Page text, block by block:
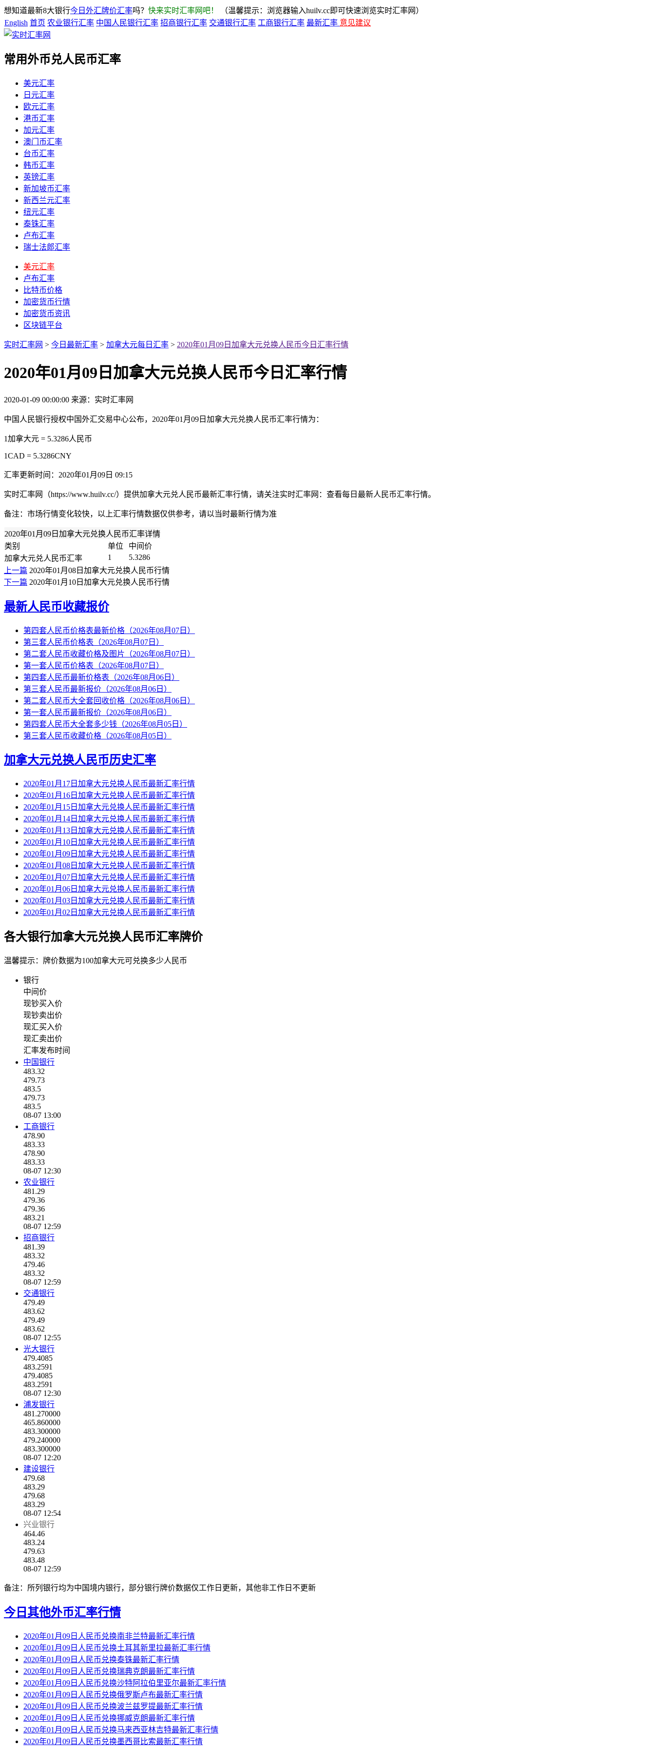
想知道最新8大银行今日外汇牌价汇率吗？ 快来实时汇率网吧！
（温馨提示：浏览器输入huilv.cc即可快速浏览实时汇率网）
English 首页 农业银行汇率 中国人民银行汇率 招商银行汇率 交通银行汇率 工商银行汇率 最新汇率 意见建议
常用外币兑人民币汇率
美元汇率
日元汇率
欧元汇率
港币汇率
加元汇率
澳门币汇率
台币汇率
韩币汇率
英镑汇率
新加坡币汇率
新西兰元汇率
纽元汇率
泰铢汇率
卢布汇率
瑞士法郎汇率
美元汇率
卢布汇率
比特币价格
加密货币行情
加密货币资讯
区块链平台
实时汇率网 > 今日最新汇率 > 加拿大元每日汇率 > 2020年01月09日加拿大元兑换人民币今日汇率行情
2020年01月09日加拿大元兑换人民币今日汇率行情
2020-01-09 00:00:00 来源：实时汇率网
中国人民银行授权中国外汇交易中心公布，2020年01月09日加拿大元兑换人民币汇率行情为：
1加拿大元 = 5.3286人民币
1CAD = 5.3286CNY
汇率更新时间：2020年01月09日 09:15
实时汇率网（https://www.huilv.cc/）提供加拿大元兑人民币最新汇率行情，请关注实时汇率网：查看每日最新人民币汇率行情。
备注：市场行情变化较快，以上汇率行情数据仅供参考，请以当时最新行情为准
2020年01月09日加拿大元兑换人民币汇率详情
类别
单位
中间价
加拿大元兑人民币汇率
1
5.3286
上一篇 2020年01月08日加拿大元兑换人民币行情
下一篇 2020年01月10日加拿大元兑换人民币行情
最新人民币收藏报价
第四套人民币价格表最新价格（2026年08月07日）
第三套人民币价格表（2026年08月07日）
第二套人民币收藏价格及图片（2026年08月07日）
第一套人民币价格表（2026年08月07日）
第四套人民币最新价格表（2026年08月06日）
第三套人民币最新报价（2026年08月06日）
第二套人民币大全套回收价格（2026年08月06日）
第一套人民币最新报价（2026年08月06日）
第四套人民币大全套多少钱（2026年08月05日）
第三套人民币收藏价格（2026年08月05日）
加拿大元兑换人民币历史汇率
2020年01月17日加拿大元兑换人民币最新汇率行情
2020年01月16日加拿大元兑换人民币最新汇率行情
2020年01月15日加拿大元兑换人民币最新汇率行情
2020年01月14日加拿大元兑换人民币最新汇率行情
2020年01月13日加拿大元兑换人民币最新汇率行情
2020年01月10日加拿大元兑换人民币最新汇率行情
2020年01月09日加拿大元兑换人民币最新汇率行情
2020年01月08日加拿大元兑换人民币最新汇率行情
2020年01月07日加拿大元兑换人民币最新汇率行情
2020年01月06日加拿大元兑换人民币最新汇率行情
2020年01月03日加拿大元兑换人民币最新汇率行情
2020年01月02日加拿大元兑换人民币最新汇率行情
各大银行加拿大元兑换人民币汇率牌价
温馨提示：牌价数据为100加拿大元可兑换多少人民币
银行
中间价
现钞买入价
现钞卖出价
现汇买入价
现汇卖出价
汇率发布时间
中国银行
483.32
479.73
483.5
479.73
483.5
08-07 13:00
工商银行
478.90
483.33
478.90
483.33
08-07 12:30
农业银行
481.29
479.36
479.36
483.21
08-07 12:59
招商银行
481.39
483.32
479.46
483.32
08-07 12:59
交通银行
479.49
483.62
479.49
483.62
08-07 12:55
光大银行
479.4085
483.2591
479.4085
483.2591
08-07 12:30
浦发银行
481.270000
465.860000
483.300000
479.240000
483.300000
08-07 12:20
建设银行
479.68
483.29
479.68
483.29
08-07 12:54
兴业银行
464.46
483.24
479.63
483.48
08-07 12:59
备注：所列银行均为中国境内银行，部分银行牌价数据仅工作日更新，其他非工作日不更新
今日其他外币汇率行情
2020年01月09日人民币兑换南非兰特最新汇率行情
2020年01月09日人民币兑换土耳其新里拉最新汇率行情
2020年01月09日人民币兑换泰铢最新汇率行情
2020年01月09日人民币兑换瑞典克朗最新汇率行情
2020年01月09日人民币兑换沙特阿拉伯里亚尔最新汇率行情
2020年01月09日人民币兑换俄罗斯卢布最新汇率行情
2020年01月09日人民币兑换波兰兹罗提最新汇率行情
2020年01月09日人民币兑换挪威克朗最新汇率行情
2020年01月09日人民币兑换马来西亚林吉特最新汇率行情
2020年01月09日人民币兑换墨西哥比索最新汇率行情